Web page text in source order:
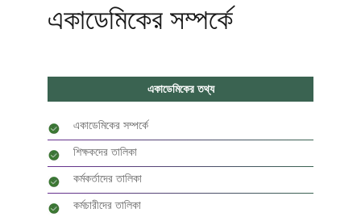
একাডেমিকের সম্পর্কে
একাডেমিকের তথ্য
একাডেমিকের সম্পর্কে
শিক্ষকদের তালিকা
কর্মকর্তাদের তালিকা
কর্মচারীদের তালিকা